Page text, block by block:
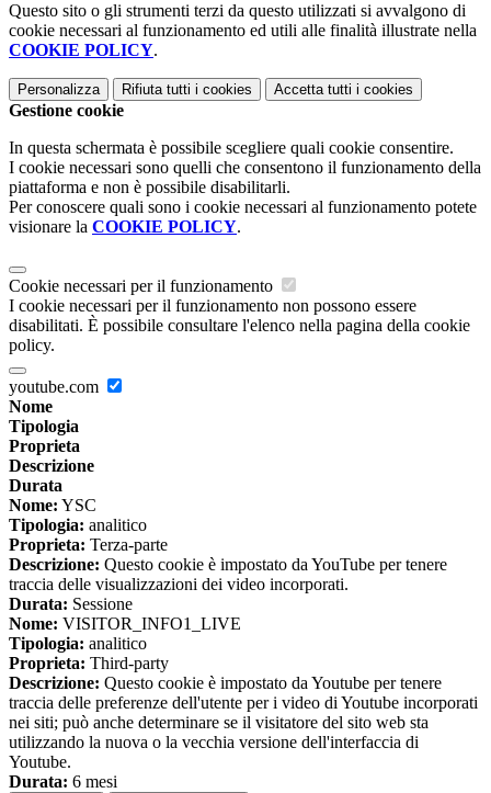
Questo sito o gli strumenti terzi da questo utilizzati si avvalgono di
cookie necessari al funzionamento ed utili alle finalità illustrate nella
COOKIE POLICY.
Personalizza Rifiuta tutti i cookies Accetta tutti i cookies
Gestione cookie
In questa schermata è possibile scegliere quali cookie consentire.
I cookie necessari sono quelli che consentono il funzionamento della
piattaforma e non è possibile disabilitarli.
Per conoscere quali sono i cookie necessari al funzionamento potete
visionare la COOKIE POLICY.
Cookie necessari per il funzionamento
I cookie necessari per il funzionamento non possono essere
disabilitati. È possibile consultare l'elenco nella pagina della cookie
policy.
youtube.com
Nome
Tipologia
Proprieta
Descrizione
Durata
Nome: YSC
Tipologia: analitico
Proprieta: Terza-parte
Descrizione: Questo cookie è impostato da YouTube per tenere
traccia delle visualizzazioni dei video incorporati.
Durata: Sessione
Nome: VISITOR_INFO1_LIVE
Tipologia: analitico
Proprieta: Third-party
Descrizione: Questo cookie è impostato da Youtube per tenere
traccia delle preferenze dell'utente per i video di Youtube incorporati
nei siti; può anche determinare se il visitatore del sito web sta
utilizzando la nuova o la vecchia versione dell'interfaccia di
Youtube.
Durata: 6 mesi